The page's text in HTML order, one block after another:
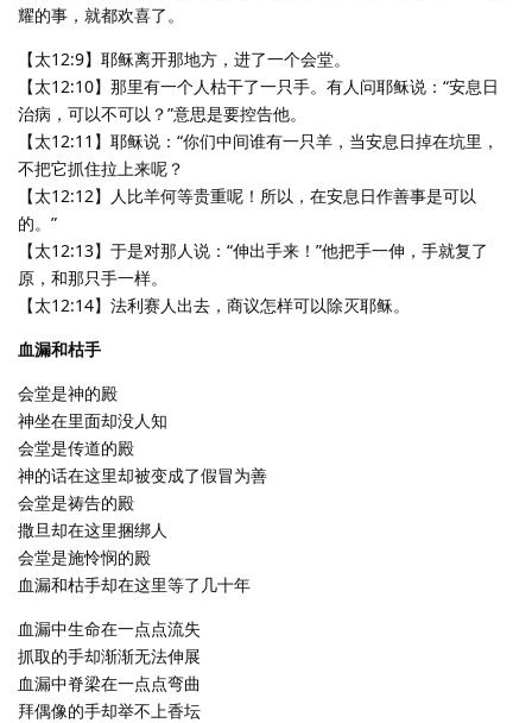
耀的事，就都欢喜了。
【太12:9】耶稣离开那地方，进了一个会堂。
【太12:10】那里有一个人枯干了一只手。有人问耶稣说：“安息日
治病，可以不可以？”意思是要控告他。
【太12:11】耶稣说：“你们中间谁有一只羊，当安息日掉在坑里，
不把它抓住拉上来呢？
【太12:12】人比羊何等贵重呢！所以，在安息日作善事是可以
的。”
【太12:13】于是对那人说：“伸出手来！”他把手一伸，手就复了
原，和那只手一样。
【太12:14】法利赛人出去，商议怎样可以除灭耶稣。
血漏和枯手
会堂是神的殿
神坐在里面却没人知
会堂是传道的殿
神的话在这里却被变成了假冒为善
会堂是祷告的殿
撒旦却在这里捆绑人
会堂是施怜悯的殿
血漏和枯手却在这里等了几十年
血漏中生命在一点点流失
抓取的手却渐渐无法伸展
血漏中脊梁在一点点弯曲
拜偶像的手却举不上香坛